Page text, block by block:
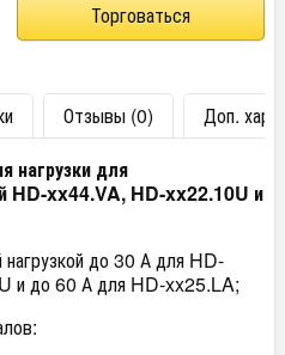
Торговаться
Отзывы (0)
Доп.
нагрузки для
HD-xx44.VA, HD-xx22.10U и
нагрузкой до 30 А для HD-
и до 60 А для HD-xx25.LA;